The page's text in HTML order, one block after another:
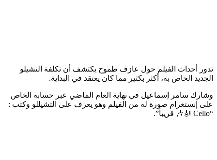
تدور أحداث الفيلم حول عازف طموح يكتشف أن تكلفة التشيلو
الجديد الخاص به، أكثر بكثير مما كان يعتقد في البداية.
وشارك سامر إسماعيل في نهاية العام الماضي عبر حسابه الخاص
على إنستغرام صورة له من الفيلم وهو يعزف على التشيللو وكتب :
“Cello 🎻🎶 قريباً”.